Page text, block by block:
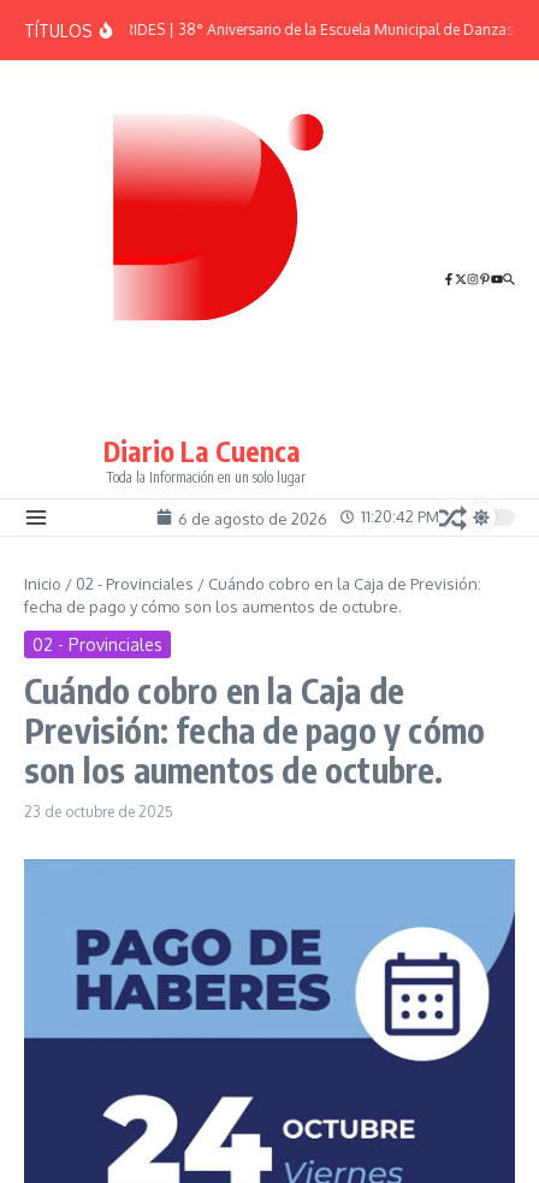
TÍTULOSEFEMÉRIDES | 38° Aniversario de la Escuela Municipal de Danzas “El
Diario La Cuenca
Toda la Información en un solo lugar
6 de agosto de 2026 11:20:42 PM
Inicio / 02 - Provinciales / Cuándo cobro en la Caja de Previsión:
fecha de pago y cómo son los aumentos de octubre.
02 - Provinciales
Cuándo cobro en la Caja de
Previsión: fecha de pago y cómo
son los aumentos de octubre.
23 de octubre de 2025